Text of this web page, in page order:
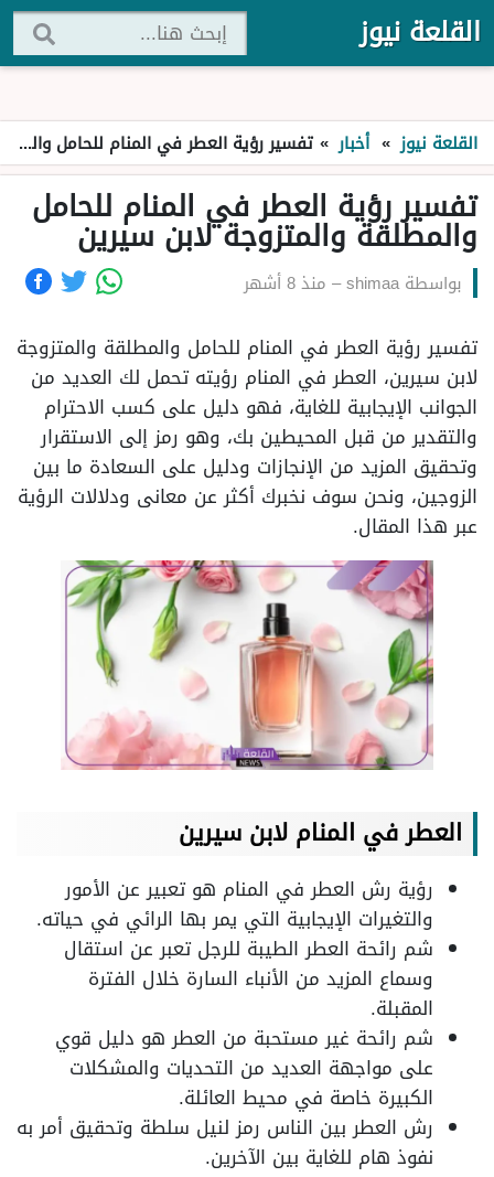
القلعة نيوز
القلعة نيوز » أخبار » تفسير رؤية العطر في المنام للحامل والمطلقة والمتزوجة لابن سيرين
تفسير رؤية العطر في المنام للحامل
والمطلقة والمتزوجة لابن سيرين
بواسطةshimaa
– منذ 8 أشهر
تفسير رؤية العطر في المنام للحامل والمطلقة والمتزوجة
لابن سيرين، العطر في المنام رؤيته تحمل لك العديد من
الجوانب الإيجابية للغاية، فهو دليل على كسب الاحترام
والتقدير من قبل المحيطين بك، وهو رمز إلى الاستقرار
وتحقيق المزيد من الإنجازات ودليل على السعادة ما بين
الزوجين، ونحن سوف نخبرك أكثر عن معانى ودلالات الرؤية
عبر هذا المقال.
العطر في المنام لابن سيرين
رؤية رش العطر في المنام هو تعبير عن الأمور
والتغيرات الإيجابية التي يمر بها الرائي في حياته.
شم رائحة العطر الطيبة للرجل تعبر عن استقال
وسماع المزيد من الأنباء السارة خلال الفترة
المقبلة.
شم رائحة غير مستحبة من العطر هو دليل قوي
على مواجهة العديد من التحديات والمشكلات
الكبيرة خاصة في محيط العائلة.
رش العطر بين الناس رمز لنيل سلطة وتحقيق أمر به
نفوذ هام للغاية بين الآخرين.